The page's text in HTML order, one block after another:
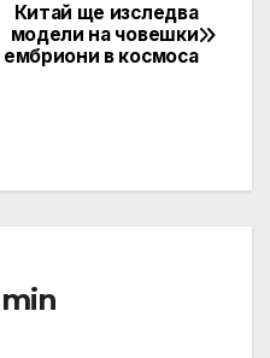
Китай ще изследва
модели на човешки
ембриони в космоса